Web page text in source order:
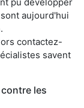
aujourd'hui
contactez-
savent
les